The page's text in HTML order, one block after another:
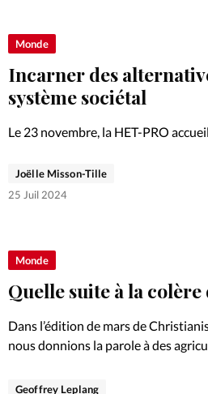
Foi
Opinions
Monde
Incarner des
système sociétal
Le 23 novembre, la HET-PRO
sur les dysfonctionnements de
avec Jean-David Knüsel (photo en
Joëlle Misson-Tille
25 Juil 2024
Monde
Quelle suite à la colère
Dans l’édition de mars de
nous donnions la parole à des
Témoignage.
Geoffrey Leplang